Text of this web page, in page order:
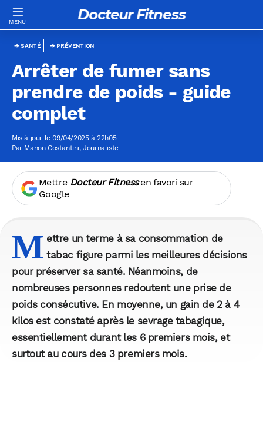
Docteur Fitness
PRÉVENTION
SANTÉ
Arrêter de fumer sans
prendre de poids - guide
complet
Mis à jour le 09/04/2025 à 22h05
Par Manon Costantini, Journaliste
Mettre Docteur Fitnessen favori sur
Google
M ettre un terme à sa consommation de
tabac figure parmi les meilleures décisions
pour préserver sa santé. Néanmoins, de
nombreuses personnes redoutent une prise de
poids consécutive. En moyenne, un gain de 2 à 4
kilos est constaté après le sevrage tabagique,
essentiellement durant les 6 premiers mois, et
surtout au cours des 3 premiers mois.